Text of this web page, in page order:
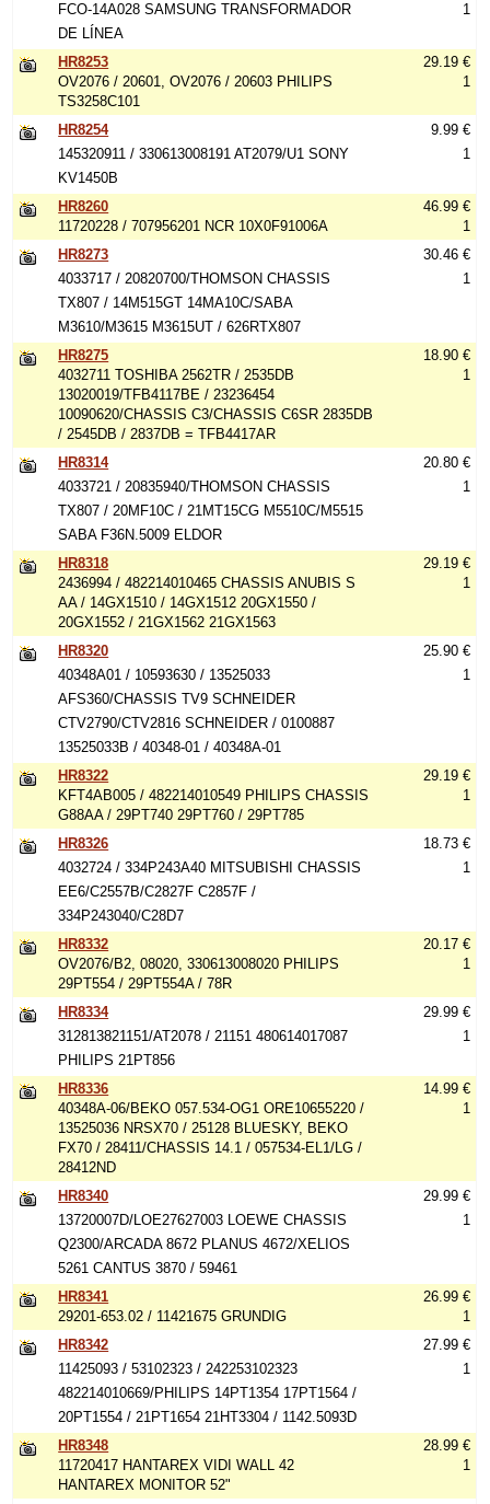
FCO-14A028 SAMSUNG TRANSFORMADOR
DE LÍNEA
1
HR8253
OV2076 / 20601, OV2076 / 20603 PHILIPS
TS3258C101
29.19 €
1
HR8254
145320911 / 330613008191 AT2079/U1 SONY
KV1450B
9.99 €
1
HR8260
11720228 / 707956201 NCR 10X0F91006A
46.99 €
1
HR8273
4033717 / 20820700/THOMSON CHASSIS
TX807 / 14M515GT 14MA10C/SABA
M3610/M3615 M3615UT / 626RTX807
30.46 €
1
HR8275
4032711 TOSHIBA 2562TR / 2535DB
13020019/TFB4117BE / 23236454
10090620/CHASSIS C3/CHASSIS C6SR 2835DB
/ 2545DB / 2837DB = TFB4417AR
18.90 €
1
HR8314
4033721 / 20835940/THOMSON CHASSIS
TX807 / 20MF10C / 21MT15CG M5510C/M5515
SABA F36N.5009 ELDOR
20.80 €
1
HR8318
2436994 / 482214010465 CHASSIS ANUBIS S
AA / 14GX1510 / 14GX1512 20GX1550 /
20GX1552 / 21GX1562 21GX1563
29.19 €
1
HR8320
40348A01 / 10593630 / 13525033
AFS360/CHASSIS TV9 SCHNEIDER
CTV2790/CTV2816 SCHNEIDER / 0100887
13525033B / 40348-01 / 40348A-01
25.90 €
1
HR8322
KFT4AB005 / 482214010549 PHILIPS CHASSIS
G88AA / 29PT740 29PT760 / 29PT785
29.19 €
1
HR8326
4032724 / 334P243A40 MITSUBISHI CHASSIS
EE6/C2557B/C2827F C2857F /
334P243040/C28D7
18.73 €
1
HR8332
OV2076/B2, 08020, 330613008020 PHILIPS
29PT554 / 29PT554A / 78R
20.17 €
1
HR8334
312813821151/AT2078 / 21151 480614017087
PHILIPS 21PT856
29.99 €
1
HR8336
40348A-06/BEKO 057.534-OG1 ORE10655220 /
13525036 NRSX70 / 25128 BLUESKY, BEKO
FX70 / 28411/CHASSIS 14.1 / 057534-EL1/LG /
28412ND
14.99 €
1
HR8340
13720007D/LOE27627003 LOEWE CHASSIS
Q2300/ARCADA 8672 PLANUS 4672/XELIOS
5261 CANTUS 3870 / 59461
29.99 €
1
HR8341
29201-653.02 / 11421675 GRUNDIG
26.99 €
1
HR8342
11425093 / 53102323 / 242253102323
482214010669/PHILIPS 14PT1354 17PT1564 /
20PT1554 / 21PT1654 21HT3304 / 1142.5093D
27.99 €
1
HR8348
11720417 HANTAREX VIDI WALL 42
HANTAREX MONITOR 52"
28.99 €
1